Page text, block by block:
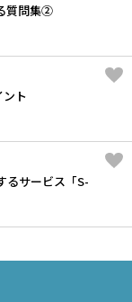
質問集②
ント
るサービス「S-